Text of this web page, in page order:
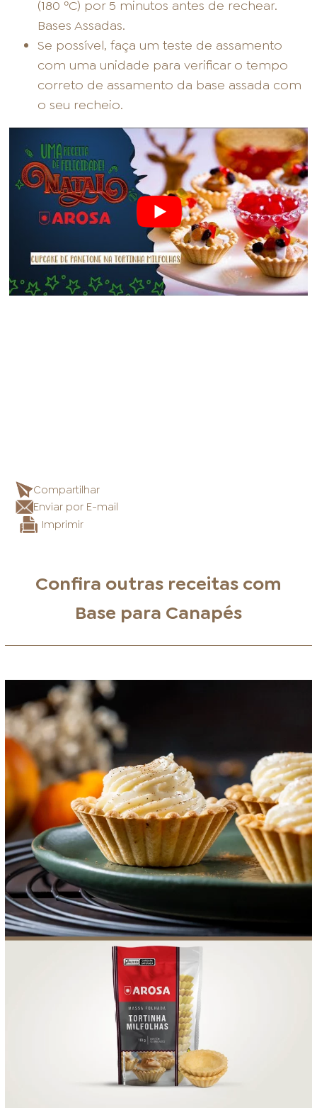
(180 ºC) por 5 minutos antes de rechear.
Bases Assadas.
Se possível, faça um teste de assamento
com uma unidade para verificar o tempo
correto de assamento da base assada com
o seu recheio.
Compartilhar
Enviar por E-mail
Imprimir
Confira outras receitas com
Base para Canapés